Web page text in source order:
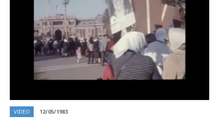
VIDEO 12/05/1983